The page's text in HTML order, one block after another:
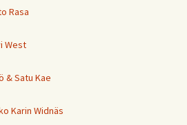
Rasa
West
& Satu Kae
Karin Widnäs